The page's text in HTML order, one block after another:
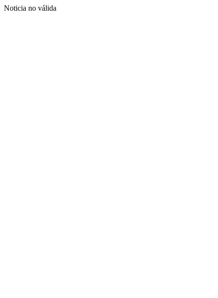
Noticia no válida